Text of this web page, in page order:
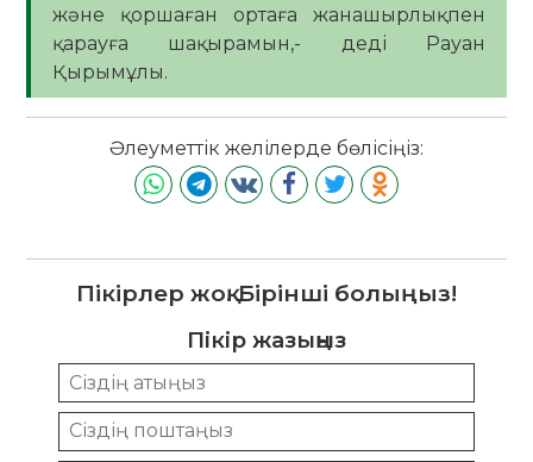
және қоршаған ортаға жанашырлықпен
қарауға шақырамын,- деді Рауан
Қырымұлы.
Әлеуметтік желілерде бөлісіңіз:
Пікірлер жоқ. Бірінші болыңыз!
Пікір жазыңыз